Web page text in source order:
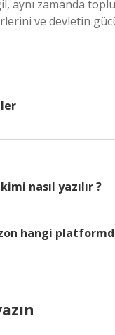
aynı zamanda
ve devletin
nasıl yazılır ?
hangi